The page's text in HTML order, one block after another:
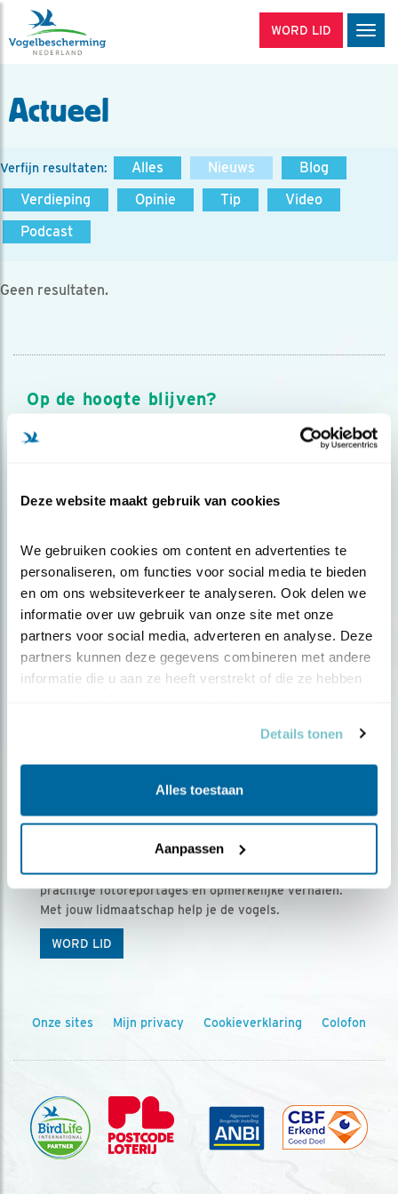
Deze website maakt gebruik van cookies
We gebruiken cookies om content en advertenties te
personaliseren, om functies voor social media te bieden
en om ons websiteverkeer te analyseren. Ook delen we
informatie over uw gebruik van onze site met onze
partners voor social media, adverteren en analyse. Deze
partners kunnen deze gegevens combineren met andere
informatie die u aan ze heeft verstrekt of die ze hebben
Details tonen
Alles toestaan
Aanpassen
WORD LID
Actueel
Verfijn resultaten: Alles Nieuws
Blog
Verdieping
Opinie Tip
Video
Podcast
Geen resultaten.
Op de hoogte blijven?
Meld je aan en ontvang nieuws, inspiratie, acties en tips
over vogels en activiteiten van Vogelbescherming.
Ontvang 5 x Vogels voor € 36,00 per jaar
Vogels is het tijdschrift voor onze leden, met
prachtige fotoreportages en opmerkelijke verhalen.
Met jouw lidmaatschap help je de vogels.
WORD LID
Onze sites Mijn privacy Cookieverklaring Colofon